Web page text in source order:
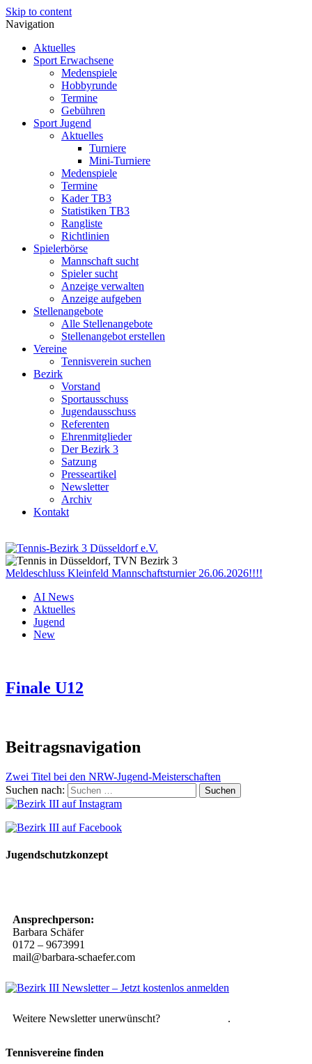
Skip to content
Navigation
Aktuelles
Sport Erwachsene
Medenspiele
Hobbyrunde
Termine
Gebühren
Sport Jugend
Aktuelles
Turniere
Mini-Turniere
Medenspiele
Termine
Kader TB3
Statistiken TB3
Rangliste
Richtlinien
Spielerbörse
Mannschaft sucht
Spieler sucht
Anzeige verwalten
Anzeige aufgeben
Stellenangebote
Alle Stellenangebote
Stellenangebot erstellen
Vereine
Tennisverein suchen
Bezirk
Vorstand
Sportausschuss
Jugendausschuss
Referenten
Ehrenmitglieder
Der Bezirk 3
Satzung
Presseartikel
Newsletter
Archiv
Kontakt
Meldeschluss Kleinfeld Mannschaftsturnier 26.06.2026!!!!
AI News
Aktuelles
Jugend
New
Finale U12
Beitragsnavigation
Zwei Titel bei den NRW-Jugend-Meisterschaften
Suchen nach:
Jugendschutzkonzept
Ansprechperson:
Barbara Schäfer
0172 – 9673991
mail@barbara-schaefer.com
Weitere Newsletter unerwünscht? .
Tennisvereine finden